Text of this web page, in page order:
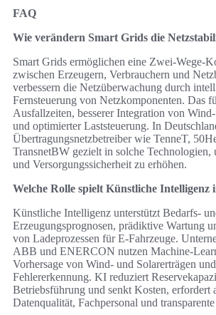
FAQ
Wie verändern Smart Grids die
Smart Grids ermöglichen eine Zwei-Wege-
zwischen Erzeugern, Verbrauchern und
verbessern die Netzüberwachung durch
Fernsteuerung von Netzkomponenten. Das
Ausfallzeiten, besserer Integration von
und optimierter Laststeuerung. In
Übertragungsnetzbetreiber wie TenneT,
TransnetBW gezielt in solche Technologien,
und Versorgungssicherheit zu erhöhen.
Welche Rolle spielt Künstliche Intelligenz
Künstliche Intelligenz unterstützt Bedarfs-
Erzeugungsprognosen, prädiktive Wartung
von Ladeprozessen für E-Fahrzeuge.
ABB und ENERCON nutzen Machine-
Vorhersage von Wind- und Solarerträgen
Fehlererkennung. KI reduziert
Betriebsführung und senkt Kosten, erfordert
Datenqualität, Fachpersonal und